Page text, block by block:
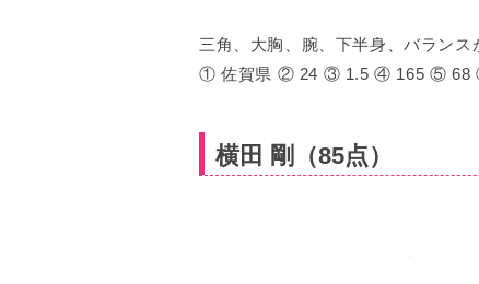
三角、大胸、腕、下半身、バランス
① 佐賀県 ② 24 ③ 1.5 ④ 165 ⑤ 68
横田 剛（85点）